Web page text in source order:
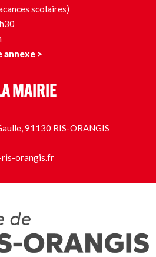
scolaires)
annexe >
MAIRIE
91130 RIS-ORANGIS
orangis.fr